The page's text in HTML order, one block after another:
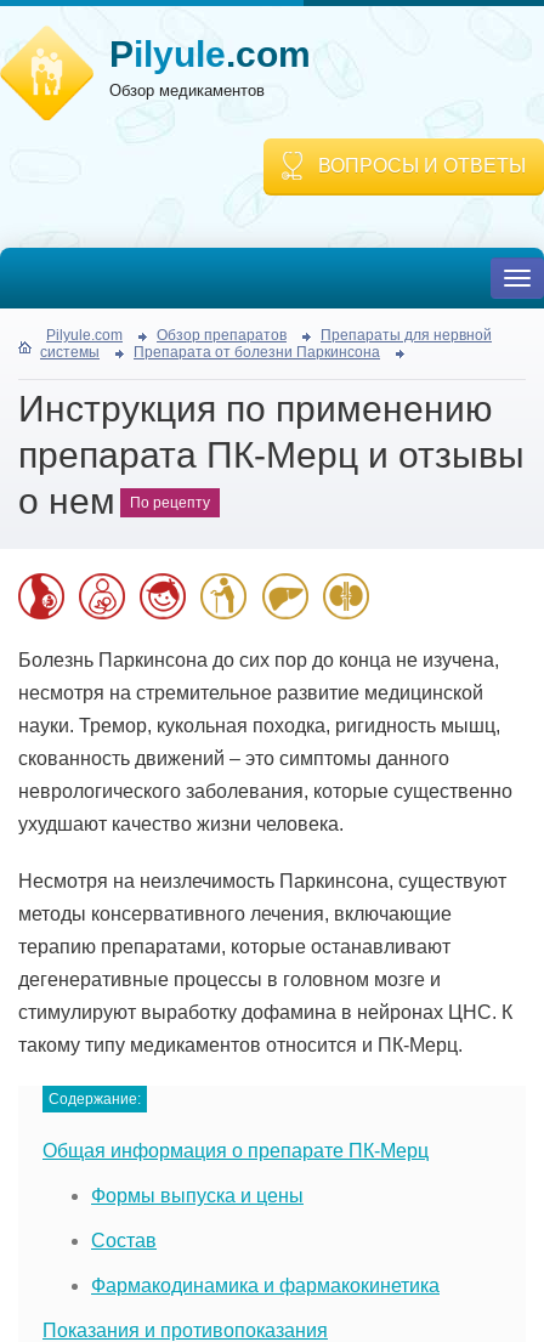
Pilyule.com
Обзор медикаментов
ВОПРОСЫ И ОТВЕТЫ
Pilyule.com Обзор препаратов
Препараты для нервной
системы
Препарата от болезни Паркинсона
Инструкция по применению
препарата ПК-Мерц и отзывы
о нем
По рецепту
Болезнь Паркинсона до сих пор до конца не изучена,
несмотря на стремительное развитие медицинской
науки. Тремор, кукольная походка, ригидность мышц,
скованность движений – это симптомы данного
неврологического заболевания, которые существенно
ухудшают качество жизни человека.
Несмотря на неизлечимость Паркинсона, существуют
методы консервативного лечения, включающие
терапию препаратами, которые останавливают
дегенеративные процессы в головном мозге и
стимулируют выработку дофамина в нейронах ЦНС. К
такому типу медикаментов относится и ПК-Мерц.
Содержание:
Общая информация о препарате ПК-Мерц
Формы выпуска и цены
Состав
Фармакодинамика и фармакокинетика
Показания и противопоказания